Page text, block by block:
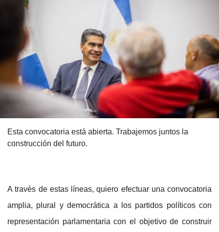
Esta convocatoria está abierta. Trabajemos juntos la
construcción del futuro.
A través de estas líneas, quiero efectuar una convocatoria
amplia, plural y democrática a los partidos políticos con
representación parlamentaria con el objetivo de construir